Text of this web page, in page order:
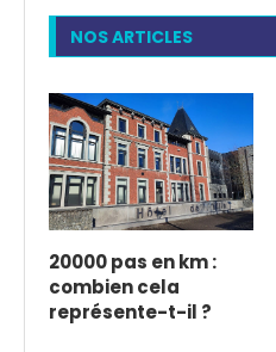
NOS ARTICLES
20000 pas en km :
combien cela
représente-t-il ?